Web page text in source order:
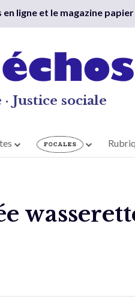
ligne et le magazine papier
Justice sociale